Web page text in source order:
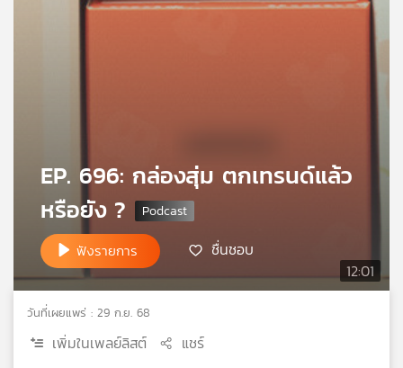
แผนที่
วิทยุ
12:01
EP. 696: กล่องสุ่ม ตกเทรนด์แล้ว
หรือยัง ?
ฟังรายการ ชื่นชอบ
วันที่เผยแพร่ : 29 ก.ย. 68
เพิ่มในเพลย์ลิสต์ แชร์